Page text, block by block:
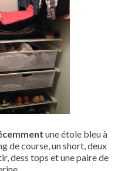
une étole bleu à
de course, un short, deux
dess tops et une paire de